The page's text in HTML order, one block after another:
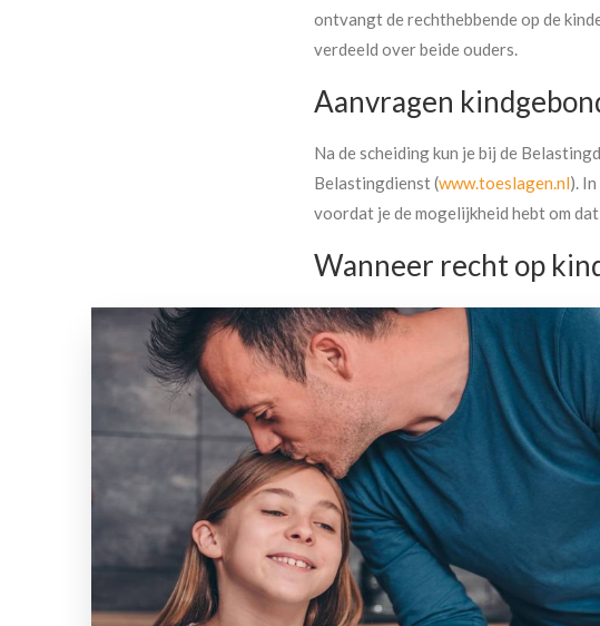
ontvangt de rechthebbende op de
verdeeld over beide ouders.
Aanvragen
Na de scheiding kun je bij de
Belastingdienst (www.toeslagen.nl).
voordat je de mogelijkheid hebt om
Wanneer recht op